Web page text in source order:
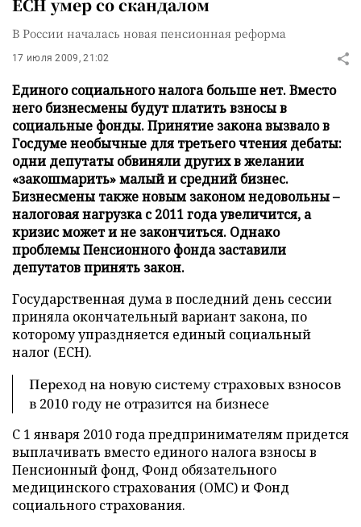
ЕСН умер со скандалом
В России началась новая пенсионная реформа
17 июля 2009, 21:02
Единого социального налога больше нет. Вместо
него бизнесмены будут платить взносы в
социальные фонды. Принятие закона вызвало в
Госдуме необычные для третьего чтения дебаты:
одни депутаты обвиняли других в желании
«закошмарить» малый и средний бизнес.
Бизнесмены также новым законом недовольны –
налоговая нагрузка с 2011 года увеличится, а
кризис может и не закончиться. Однако
проблемы Пенсионного фонда заставили
депутатов принять закон.
Государственная дума в последний день сессии
приняла окончательный вариант закона, по
которому упраздняется единый социальный
налог (ЕСН).
Переход на новую систему страховых взносов
в 2010 году не отразится на бизнесе
С 1 января 2010 года предпринимателям придется
выплачивать вместо единого налога взносы в
Пенсионный фонд, Фонд обязательного
медицинского страхования (ОМС) и Фонд
социального страхования.